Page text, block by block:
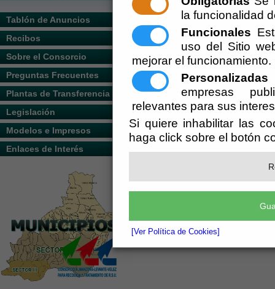
la funcionalidad
Funcionales
uso del Sitio
mejorar el funcionamiento.
Personalizadas
empresas
relevantes para sus
Si quiere inhabilitar las
haga click sobre el botón
[Ver Política de Cookies]
Tablón de Anuncios
Recibos
Sobre el Consorcio
Preguntas Frecuentes
Plantas de Transferencia
Legislación
Modelos e Impresos
Enlaces de Interés
Usted se encuentra aquí:Inicio //
Vigente.
Escuchar
INFORMACIÓN PARA CONSULTA DE
https://www.dipalme.org/Servicios/